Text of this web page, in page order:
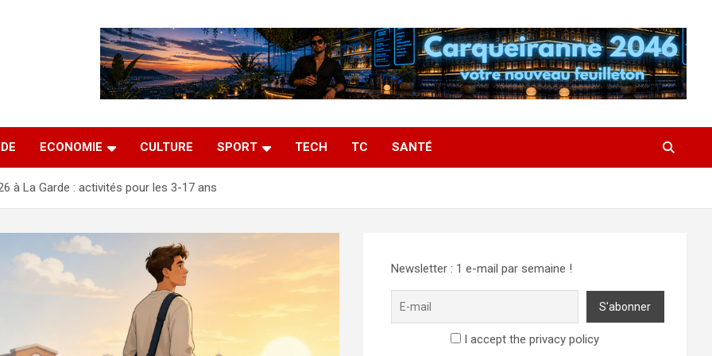
ECONOMIE CULTURE SPORT TECH TC SANTÉ
à La Garde : activités pour les 3-17 ans
Newsletter : 1 e-mail par semaine !
I accept the privacy policy